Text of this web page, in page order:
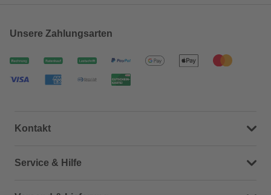
Unsere Zahlungsarten
Kontakt
Dein Kontakt zu uns
Service & Hilfe